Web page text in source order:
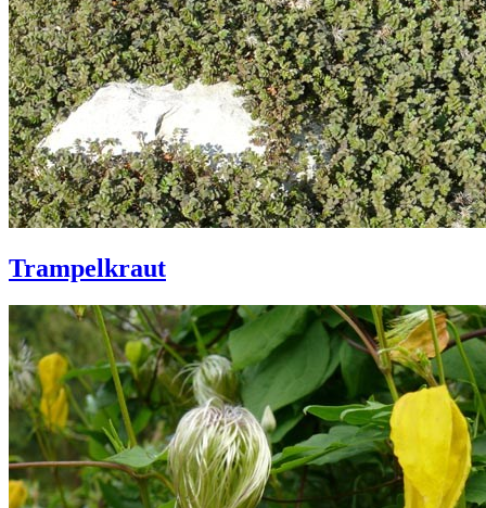
Trampelkraut